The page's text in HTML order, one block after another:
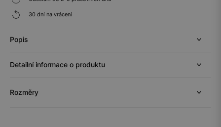
30 dní na vrácení
Popis
Detailní informace o produktu
Rozměry